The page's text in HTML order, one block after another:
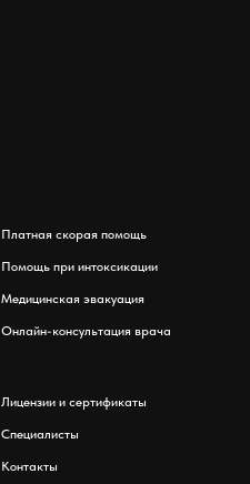
Платная скорая помощь
Помощь при интоксикации
Медицинская эвакуация
Онлайн-консультация врача
Лицензии и сертификаты
Специалисты
Контакты